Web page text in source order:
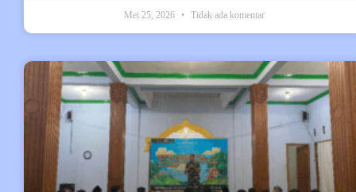
Mei 25, 2026 Tidak ada komentar